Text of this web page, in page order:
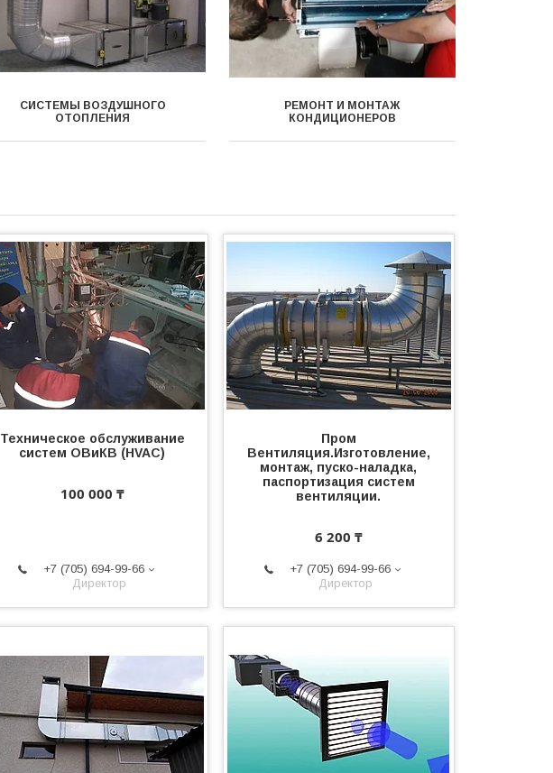
СИСТЕМЫ ВОЗДУШНОГО
ОТОПЛЕНИЯ
РЕМОНТ И МОНТАЖ
КОНДИЦИОНЕРОВ
Техническое обслуживание
систем ОВиКВ (HVAC)
100 000 ₸
+7 (705) 694-99-66
Директор
Пром
Вентиляция.Изготовление,
монтаж, пуско-наладка,
паспортизация систем
вентиляции.
6 200 ₸
+7 (705) 694-99-66
Директор